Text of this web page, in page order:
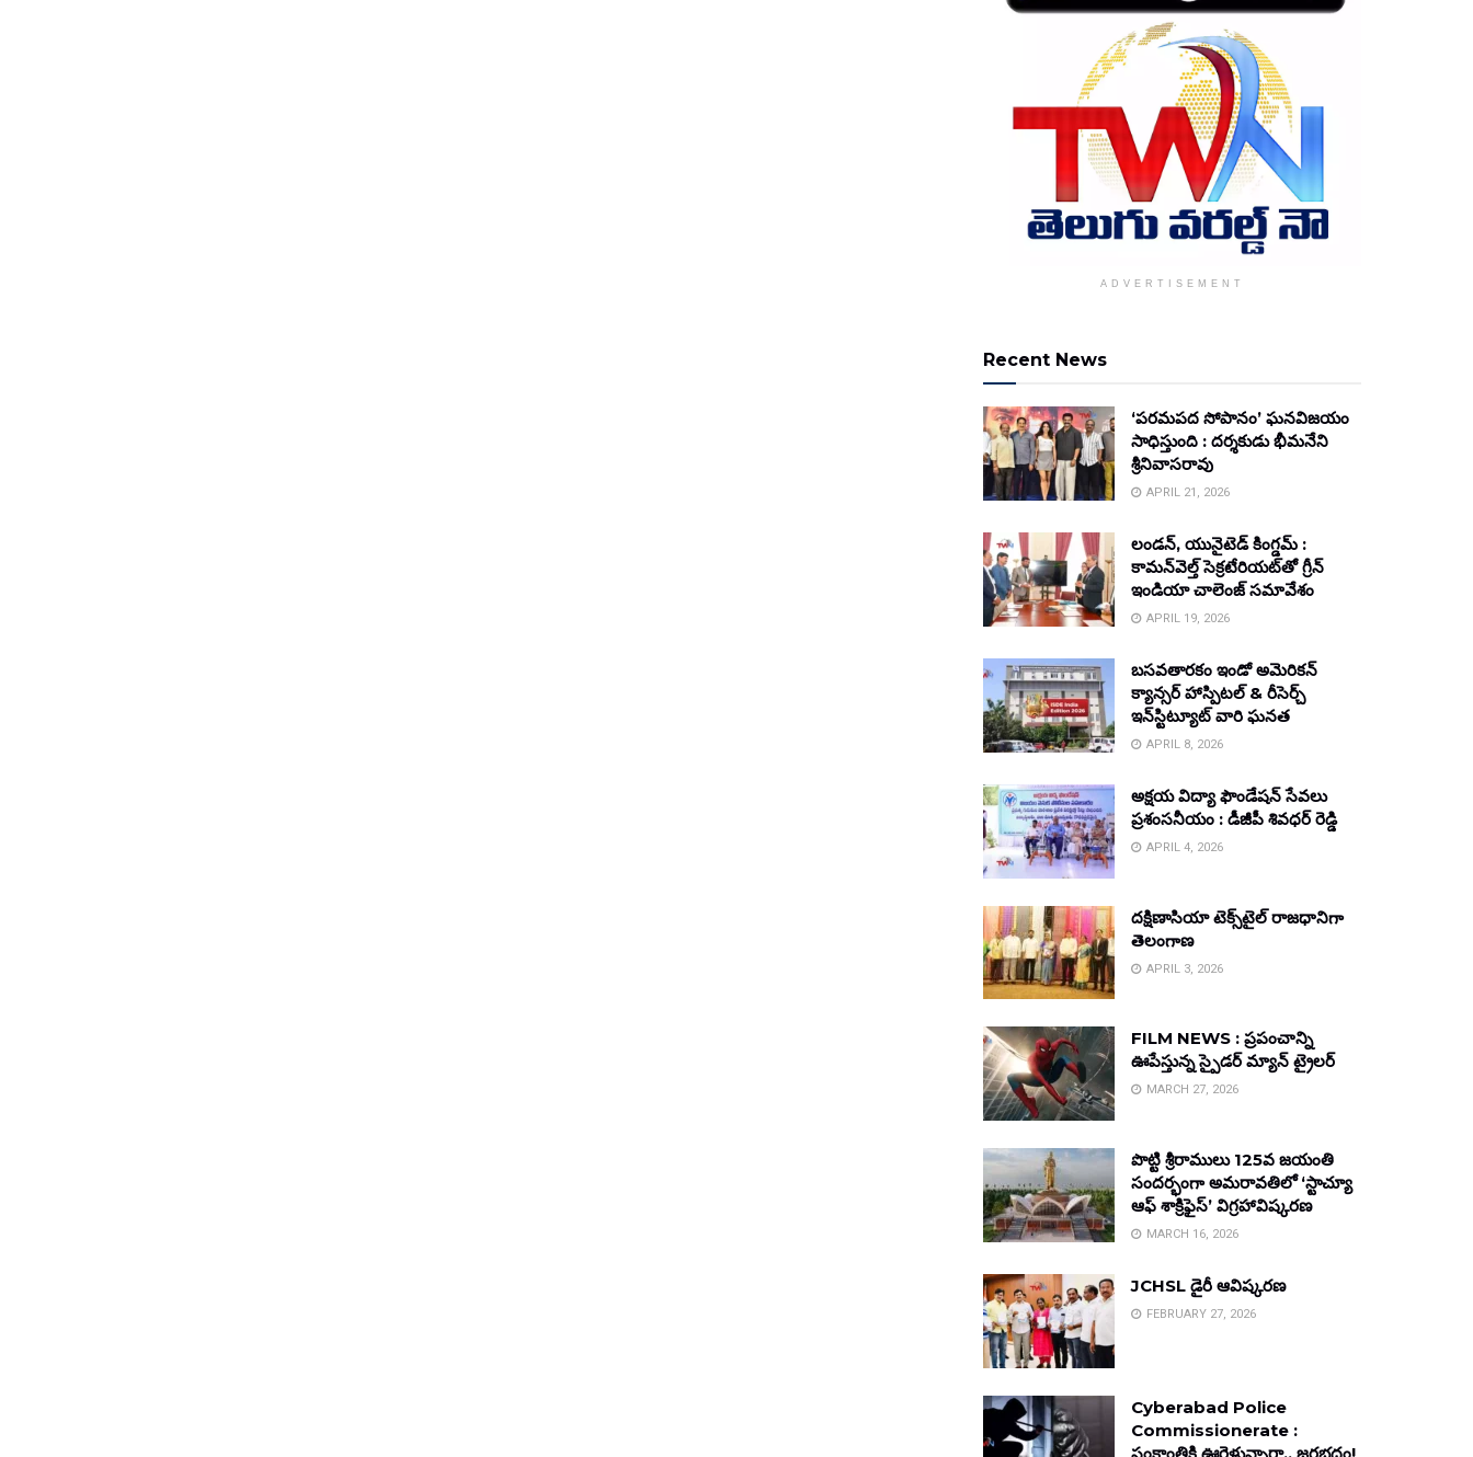
ADVERTISEMENT
Recent News
‘పరమపద సోపానం’ ఘనవిజయం
సాధిస్తుంది : దర్శకుడు భీమనేని
శ్రీనివాసరావు
APRIL 21, 2026
లండన్, యునైటెడ్ కింగ్డమ్ :
కామన్‌వెల్త్ సెక్రటేరియట్‌తో గ్రీన్
ఇండియా చాలెంజ్ సమావేశం
APRIL 19, 2026
బసవతారకం ఇండో అమెరికన్
క్యాన్సర్ హాస్పిటల్ & రీసెర్చ్
ఇన్‌స్టిట్యూట్ వారి ఘనత
APRIL 8, 2026
అక్షయ విద్యా ఫౌండేషన్ సేవలు
ప్రశంసనీయం : డీజీపీ శివధర్ రెడ్డి
APRIL 4, 2026
దక్షిణాసియా టెక్స్‌టైల్ రాజధానిగా
తెలంగాణ
APRIL 3, 2026
FILM NEWS : ప్రపంచాన్ని
ఊపేస్తున్న స్పైడర్ మ్యాన్ ట్రైలర్
MARCH 27, 2026
పొట్టి శ్రీరాములు 125వ జయంతి
సందర్భంగా అమరావతిలో ‘స్టాచ్యూ
ఆఫ్ శాక్రిఫైస్’ విగ్రహావిష్కరణ
MARCH 16, 2026
JCHSL డైరీ ఆవిష్కరణ
FEBRUARY 27, 2026
Cyberabad Police
Commissionerate :